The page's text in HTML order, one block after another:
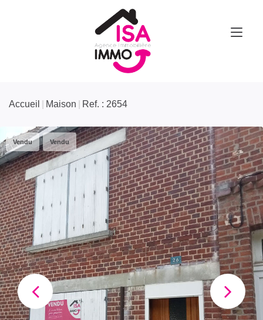
Accueil Maison Ref. : 2654
Vendu Vendu